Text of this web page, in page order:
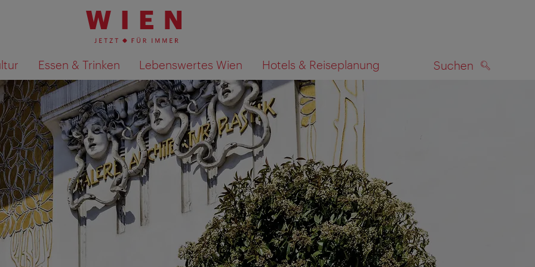
Essen & Trinken Lebenswertes Wien Hotels & Reiseplanung Suchen
Suchergebnisse auf Karte anzeigen SUCHEN